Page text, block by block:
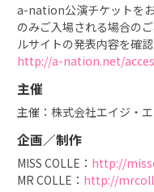
a-nation公演チケットを
のみご入場される場合の
ルサイトの発表内容を確
http://a-nation.net/
主催
主催：株式会社エイジ・
企画／制作
MISS COLLE： http://
MR COLLE： http://